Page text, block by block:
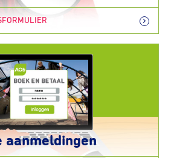
aanmeldingen